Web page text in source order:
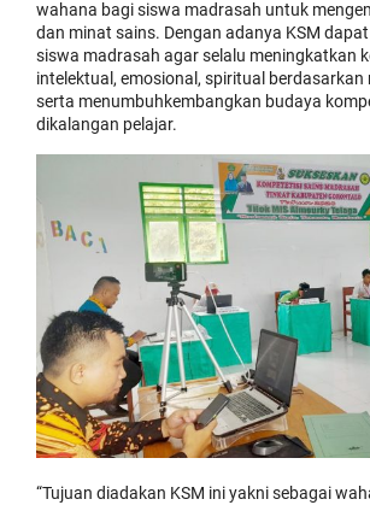
wahana bagi siswa madrasah untuk
dan minat sains. Dengan adanya KSM
siswa madrasah agar selalu meningkatkan
intelektual, emosional, spiritual berdasarkan
serta menumbuhkembangkan budaya
dikalangan pelajar.
“Tujuan diadakan KSM ini yakni sebagai